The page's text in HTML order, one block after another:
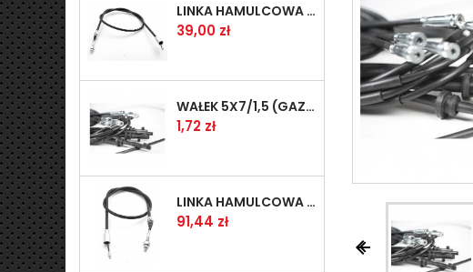
LINKA HAMULCOWA PRZYCZEPY KNOTT 1440/1230 33921-1.14
Cena
39,00 zł
WAŁEK 5X7/1,5 (GAZ WSK)(PR5)
Cena
1,72 zł
LINKA HAMULCOWA PRZYCZEPY KNOTT 1240/1030 33921-1.11S
Cena
91,44 zł

